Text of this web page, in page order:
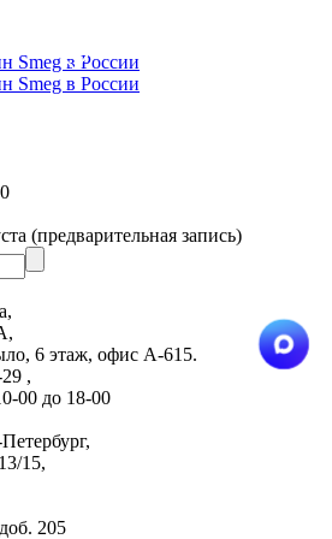
(предварительная запись)
6 этаж, офис А-615.
,
00 до 18-00
15,
205